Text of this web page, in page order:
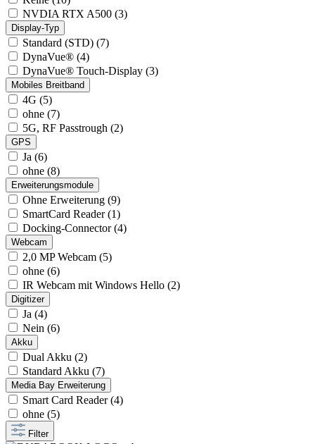
NVDIA RTX A500 (3)
Display-Typ
Standard (STD) (7)
DynaVue® (4)
DynaVue® Touch-Display (3)
Mobiles Breitband
4G (5)
ohne (7)
5G, RF Passtrough (2)
GPS
Ja (6)
ohne (8)
Erweiterungsmodule
Ohne Erweiterung (9)
SmartCard Reader (1)
Docking-Connector (4)
Webcam
2,0 MP Webcam (5)
ohne (6)
IR Webcam mit Windows Hello (2)
Digitizer
Ja (4)
Nein (6)
Akku
Dual Akku (2)
Standard Akku (7)
Media Bay Erweiterung
Smart Card Reader (4)
ohne (5)
Filter